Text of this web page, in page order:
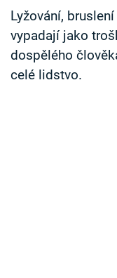
Přihlášení
Sledujte nás
Lyžování,
vypadají jako
dospělého
celé lidstvo.